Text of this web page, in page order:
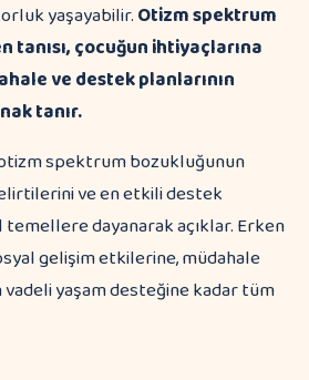
yaşayabilir.Otizm spektrum
tanısı, çocuğun ihtiyaçlarına
ve destek planlarının
tanır.
spektrum bozukluğunun
ve en etkili destek
dayanarak açıklar. Erken
gelişim etkilerine, müdahale
yaşam desteğine kadar tüm